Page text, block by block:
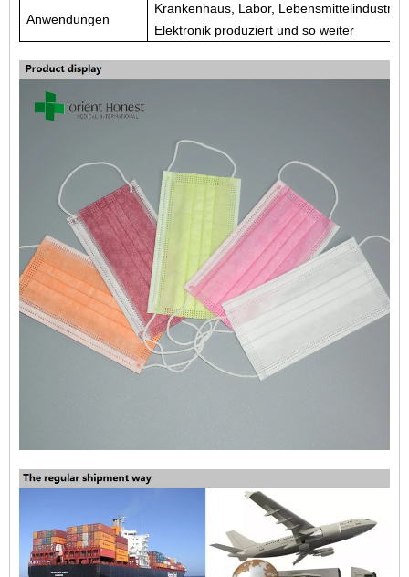
Anwendungen
Krankenhaus, Labor,
Elektronik produziert und so weiter